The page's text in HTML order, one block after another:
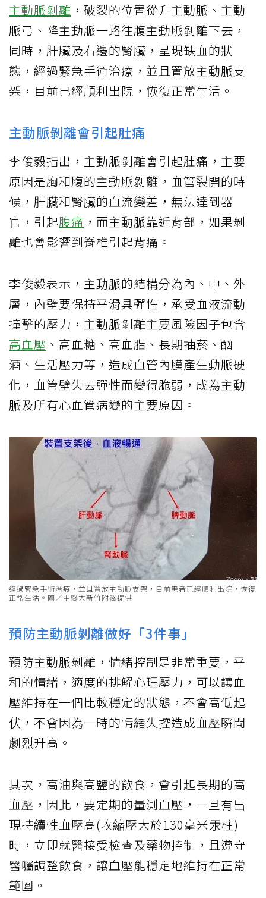
主動脈剝離 ，破裂的位置從升主動脈、主動
脈弓、降主動脈一路往腹主動脈剝離下去，
同時，肝臟及右邊的腎臟，呈現缺血的狀
態，經過緊急手術治療，並且置放主動脈支
架，目前已經順利出院，恢復正常生活。
主動脈剝離會引起肚痛
李俊毅指出，主動脈剝離會引起肚痛，主要
原因是胸和腹的主動脈剝離，血管裂開的時
候，肝臟和腎臟的血流變差，無法達到器
官，引起腹痛 ，而主動脈靠近背部，如果剝
離也會影響到脊椎引起背痛。
李俊毅表示，主動脈的結構分為內、中、外
層，內壁要保持平滑具彈性，承受血液流動
撞擊的壓力，主動脈剝離主要風險因子包含
高血壓 、高血糖、高血脂、長期抽菸、酗
酒、生活壓力等，造成血管內膜產生動脈硬
化，血管壁失去彈性而變得脆弱，成為主動
脈及所有心血管病變的主要原因。
經過緊急手術治療，並且置放主動脈支架，目前患者已經順利出院，恢復
正常生活。圖／中醫大新竹附醫提供
預防主動脈剝離做好「3件事」
預防主動脈剝離，情緒控制是非常重要，平
和的情緒，適度的排解心理壓力，可以讓血
壓維持在一個比較穩定的狀態，不會高低起
伏，不會因為一時的情緒失控造成血壓瞬間
劇烈升高。
其次，高油與高鹽的飲食，會引起長期的高
血壓，因此，要定期的量測血壓，一旦有出
現持續性血壓高(收縮壓大於130毫米汞柱)
時，立即就醫接受檢查及藥物控制，且遵守
醫囑調整飲食，讓血壓能穩定地維持在正常
範圍。